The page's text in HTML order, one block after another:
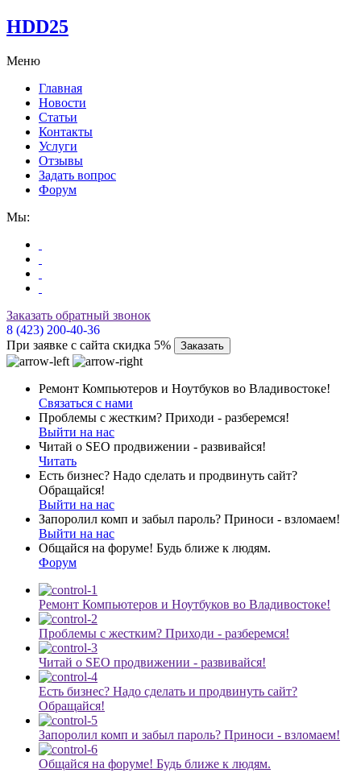
HDD25
Меню
Главная
Новости
Статьи
Контакты
Услуги
Отзывы
Задать вопрос
Форум
Мы:
Заказать обратный звонок
8 (423) 200-40-36
При заявке с сайта скидка 5%
Заказать
Ремонт Компьютеров и Ноутбуков во Владивостоке!
Связаться с нами
Проблемы с жестким? Приходи - разберемся!
Выйти на нас
Читай о SEO продвижении - развивайся!
Читать
Есть бизнес? Надо сделать и продвинуть сайт?
Обращайся!
Выйти на нас
Запоролил комп и забыл пароль? Приноси - взломаем!
Выйти на нас
Общайся на форуме! Будь ближе к людям.
Форум
Ремонт Компьютеров и Ноутбуков во Владивостоке!
Проблемы с жестким? Приходи - разберемся!
Читай о SEO продвижении - развивайся!
Есть бизнес? Надо сделать и продвинуть сайт?
Обращайся!
Запоролил комп и забыл пароль? Приноси - взломаем!
Общайся на форуме! Будь ближе к людям.